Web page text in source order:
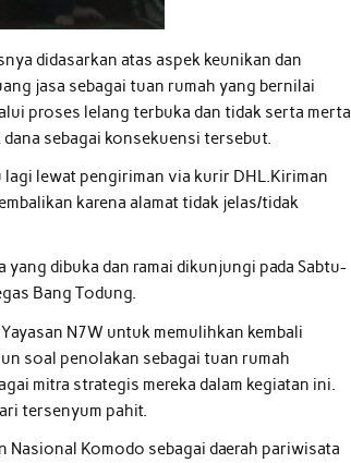
didasarkan atas aspek keunikan dan
jasa sebagai tuan rumah yang bernilai
proses lelang terbuka dan tidak serta merta
sebagai konsekuensi tersebut.
lagi lewat pengiriman via kurir DHL.Kiriman
karena alamat tidak jelas/tidak
dibuka dan ramai dikunjungi pada Sabtu-
Bang Todung.
N7W untuk memulihkan kembali
soal penolakan sebagai tuan rumah
mitra strategis mereka dalam kegiatan ini.
tersenyum pahit.
Komodo sebagai daerah pariwisata